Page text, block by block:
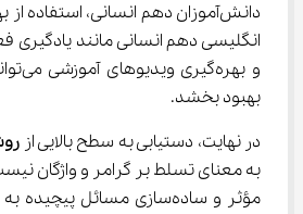
دانش‌آموزان دهم انسانی، استفاده
انگلیسی دهم انسانی مانند یادگیری
و
بهبود بخشد.
در نهایت، دستیابی به سطح بالایی از
به معنای تسلط بر گرامر و واژگان
مؤثر و ساده‌سازی مسائل